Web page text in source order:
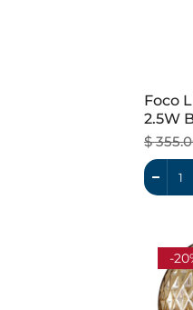
Foco
2.5W
$
-